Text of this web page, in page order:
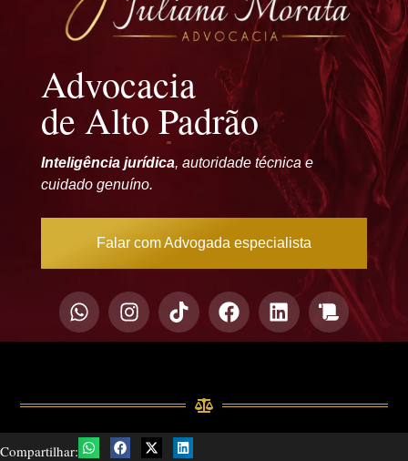
Advocacia
de Alto Padrão
Inteligência jurídica, autoridade técnica e
cuidado genuíno.
Falar com Advogada especialista
Compartilhar: